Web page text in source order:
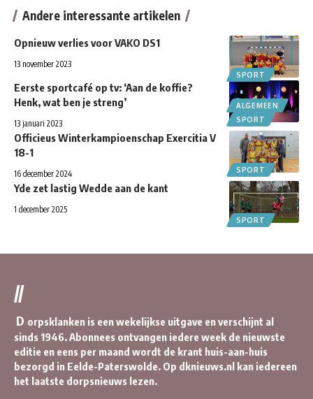
Andere interessante artikelen
SPORT
Opnieuw verlies voor VAKO DS1
13 november 2023
ALGEMEEN
SPORT
Eerste sportcafé op tv: ‘Aan de koffie?
Henk, wat ben je streng’
13 januari 2023
SPORT
Officieus Winterkampioenschap Exercitia V
18-1
16 december 2024
SPORT
Yde zet lastig Wedde aan de kant
1 december 2025
//
D orpsklanken is een wekelijkse uitgave en verschijnt al
sinds 1946. Abonnees ontvangen iedere week de nieuwste
editie en eens per maand wordt de krant huis-aan-huis
bezorgd in Eelde-Paterswolde. Op dknieuws.nl kan iedereen
het laatste dorpsnieuws lezen.